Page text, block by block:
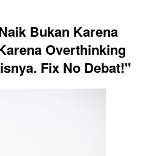
Bukan Karena
Overthinking